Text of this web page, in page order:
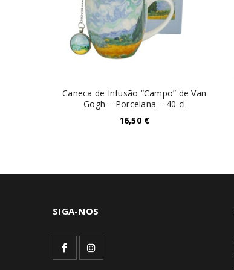
Caneca de Infusão “Campo” de Van
Gogh – Porcelana – 40 cl
16,50 €
SIGA-NOS